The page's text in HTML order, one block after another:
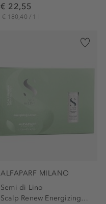
€ 22,55
€ 180,40 / 1 l
ALFAPARF MILANO
Semi di Lino
Scalp Renew Energizing Lotion